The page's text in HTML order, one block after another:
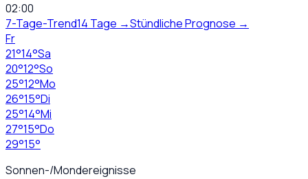
02:00
7-Tage-Trend14 Tage →Stündliche Prognose →
Fr
21°14°Sa
20°12°So
25°12°Mo
26°15°Di
25°14°Mi
27°15°Do
29°15°
Sonnen-/Mondereignisse